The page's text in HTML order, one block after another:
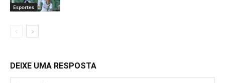
Esportes
DEIXE UMA RESPOSTA